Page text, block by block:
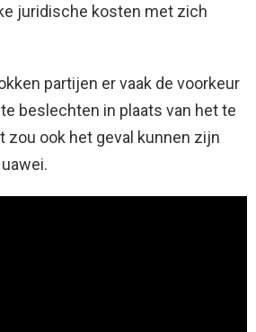
juridische kosten met zich
partijen er vaak de voorkeur
beslechten in plaats van het te
zou ook het geval kunnen zijn